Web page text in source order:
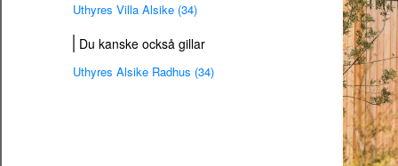
Uthyres Villa Alsike (34)
Du kanske också gillar
Uthyres Alsike Radhus (34)